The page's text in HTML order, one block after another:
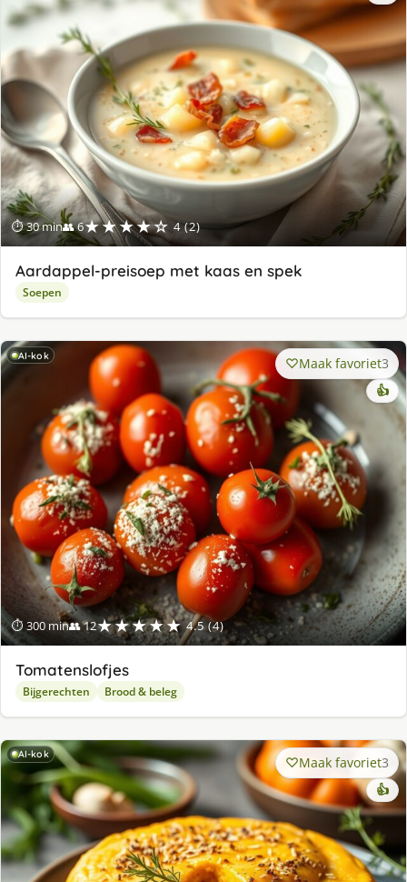
⏱ 30 min👥 6★★★★☆ 4 (2)
Aardappel-preisoep met kaas en spek
Soepen
AI-kok
⏱ 300 min👥 12★★★★★ 4.5 (4)
Maak favoriet3
👍
Tomatenslofjes
Bijgerechten Brood & beleg
AI-kok Maak favoriet3
👍